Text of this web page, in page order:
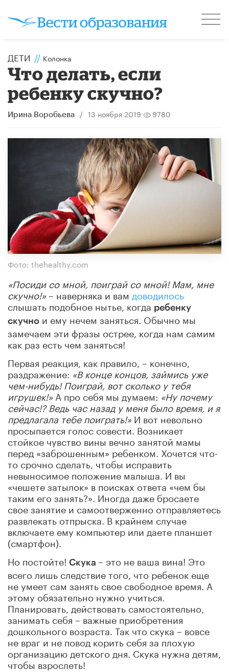
ДЕТИ // Колонка
Что делать, если
ребенку скучно?
Ирина Воробьева / 13 ноября 2019 9780
Фото: thehealthy.com
«Посиди со мной, поиграй со мной! Мам, мне
скучно!» – наверняка и вам доводилось
слышать подобное нытье, когдаребенку
скучно и ему нечем заняться. Обычно мы
замечаем эти фразы острее, когда нам самим
как раз есть чем заняться!
Первая реакция, как правило, – конечно,
раздражение: «В конце концов, займись уже
чем-нибудь! Поиграй, вот сколько у тебя
игрушек!»А про себя мы думаем: «Ну почему
сейчас!? Ведь час назад у меня было время, и я
предлагала тебе поиграть!» И вот невольно
просыпается голос совести. Возникает
стойкое чувство вины вечно занятой мамы
перед «заброшенным» ребенком. Хочется что-
то срочно сделать, чтобы исправить
невыносимое положение малыша. И вы
«чешете затылок» в поисках ответа «чем бы
таким его занять?». Иногда даже бросаете
свое занятие и самоотверженно отправляетесь
развлекать отпрыска. В крайнем случае
включаете ему компьютер или даете планшет
(смартфон).
Но постойте! Скука – это не ваша вина! Это
всего лишь следствие того, что ребенок еще
не умеет сам занять свое свободное время. А
этому обязательно нужно учиться.
Планировать, действовать самостоятельно,
занимать себя – важные приобретения
дошкольного возраста. Так что скука – вовсе
не враг и не повод корить себя за плохую
организацию детского дня. Скука нужна детям,
чтобы взрослеть!